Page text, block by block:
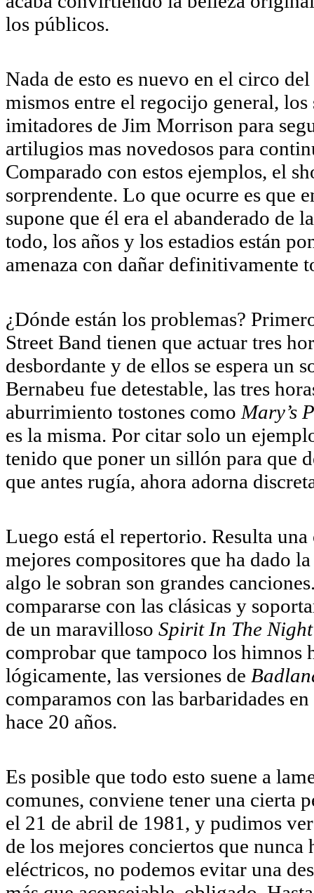
los públicos.
Nada de esto es nuevo en el circo
mismos entre el regocijo general,
imitadores de Jim Morrison para
artilugios mas novedosos para
Comparado con estos ejemplos, el
sorprendente. Lo que ocurre es que
supone que él era el abanderado de
todo, los años y los estadios están
amenaza con dañar definitivamente
¿Dónde están los problemas?
Street Band tienen que actuar tres
desbordante y de ellos se espera un
Bernabeu fue detestable, las tres
aburrimiento tostones como Mary’s
es la misma. Por citar solo un
tenido que poner un sillón para que
que antes rugía, ahora adorna
Luego está el repertorio. Resulta
mejores compositores que ha dado
algo le sobran son grandes
compararse con las clásicas y
de un maravilloso Spirit In The
comprobar que tampoco los himnos
lógicamente, las versiones de
comparamos con las barbaridades
hace 20 años.
Es posible que todo esto suene a
comunes, conviene tener una cierta
el 21 de abril de 1981, y pudimos
de los mejores conciertos que nunca
eléctricos, no podemos evitar una